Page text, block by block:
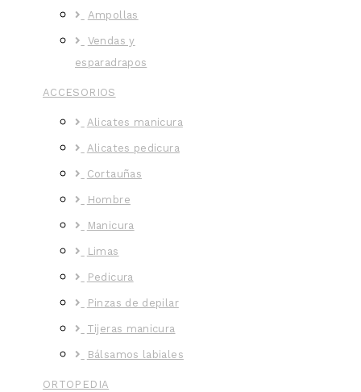
Ampollas
Vendas y
esparadrapos
ACCESORIOS
Alicates manicura
Alicates pedicura
Cortauñas
Hombre
Manicura
Limas
Pedicura
Pinzas de depilar
Tijeras manicura
Bálsamos labiales
ORTOPEDIA